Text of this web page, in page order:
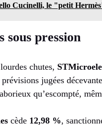
Cucinelli, le "petit
sous pression
chutes,
jugées
qu’escompté,
cède 12,98 %,